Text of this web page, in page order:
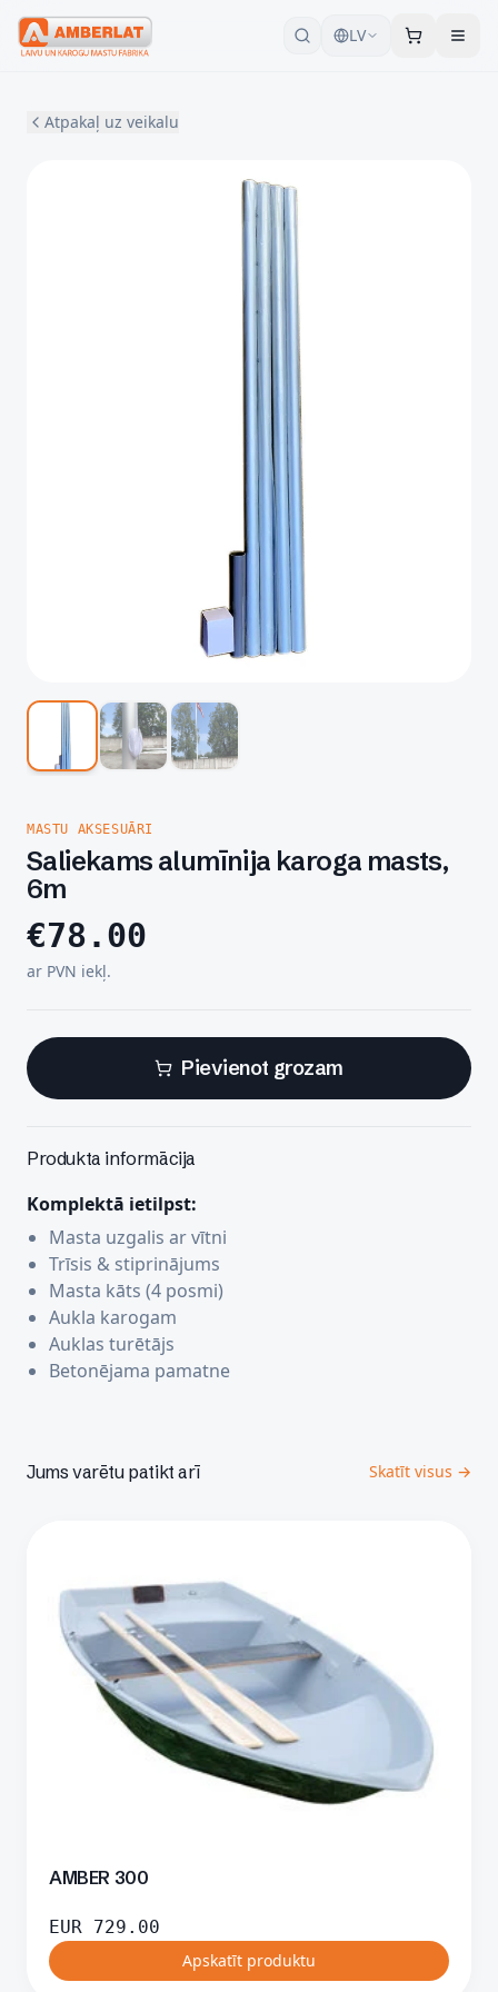
LV
Atpakaļ uz veikalu
MASTU AKSESUĀRI
Saliekams alumīnija karoga masts,
6m
€78.00
ar PVN iekļ.
Pievienot grozam
Produkta informācija
Komplektā ietilpst:
Masta uzgalis ar vītni
Trīsis & stiprinājums
Masta kāts (4 posmi)
Aukla karogam
Auklas turētājs
Betonējama pamatne
Jums varētu patikt arī Skatīt visus →
AMBER 300
EUR 729.00
Apskatīt produktu